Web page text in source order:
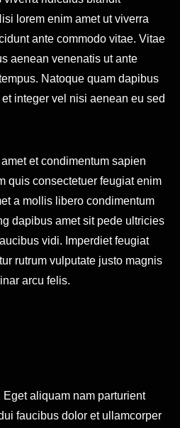
lorem enim amet ut viverra
ante commodo vitae. Vitae
aenean venenatis ut ante
Natoque quam dapibus
integer vel nisi aenean eu sed
et condimentum sapien
quis consectetuer feugiat enim
a mollis libero condimentum
dapibus amet sit pede ultricies
vidi. Imperdiet feugiat
rutrum vulputate justo magnis
arcu felis.
faucibus dolor et ullamcorper